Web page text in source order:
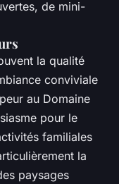
de mini-
la qualité
conviviale
au Domaine
pour le
familiales
la
paysages